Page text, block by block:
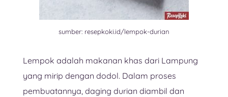
sumber: resepkoki.id/lempok-durian
Lempok adalah makanan khas dari Lampung
yang mirip dengan dodol. Dalam proses
pembuatannya, daging durian diambil dan